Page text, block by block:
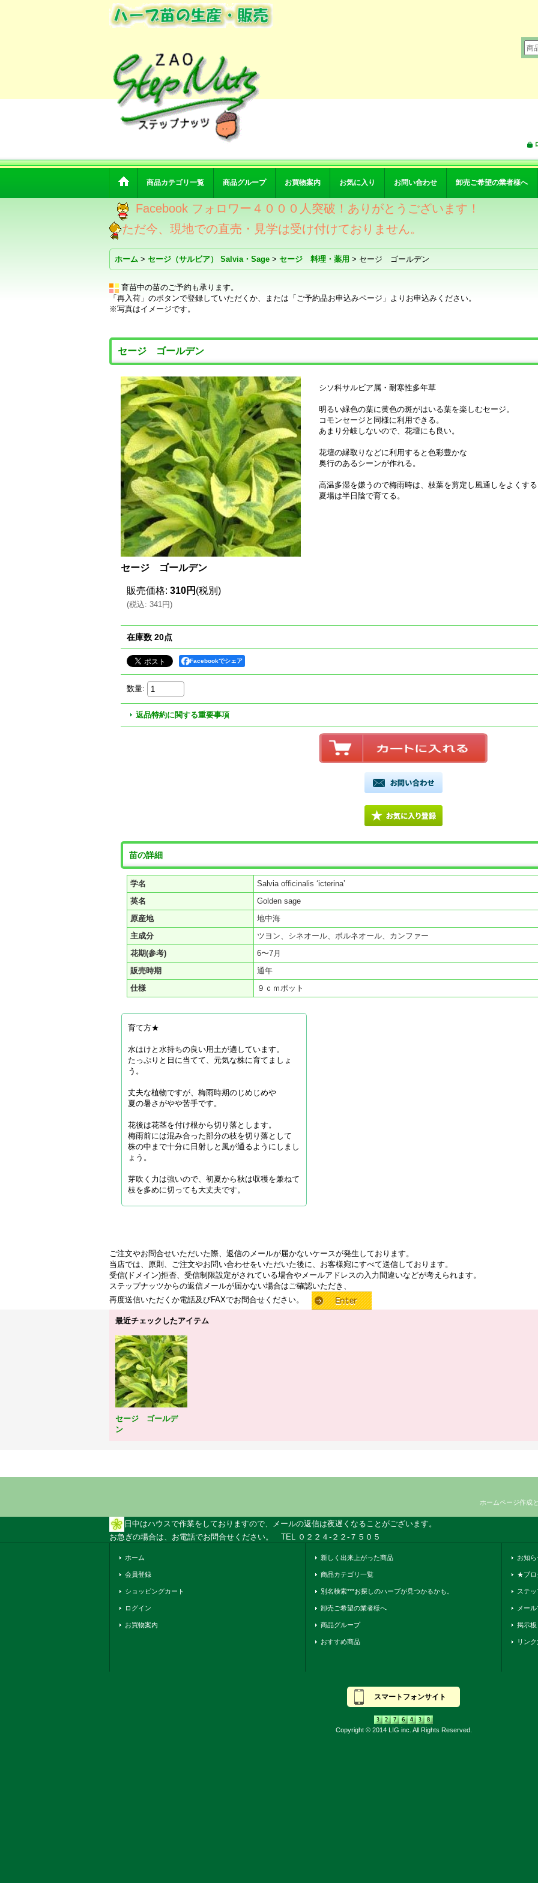
商品カテゴリ一覧 商品グループ お買物案内 お気に入り お問い合わせ 卸売ご希望の業者様へ
Facebook フォロワー４０００人突破！ありがとうございます！
ただ今、現地での直売・見学は受け付けておりません。
ホーム > セージ（サルビア） Salvia・Sage > セージ 料理・薬用 > セージ ゴールデン
育苗中の苗のご予約も承ります。
「再入荷」のボタンで登録していただくか、または「ご予約品お申込みページ」よりお申込みください。
※写真はイメージです。
セージ ゴールデン
シソ科サルビア属・耐寒性多年草
明るい緑色の葉に黄色の斑がはいる葉を楽しむセージ。
コモンセージと同様に利用できる。
あまり分岐しないので、花壇にも良い。
花壇の縁取りなどに利用すると色彩豊かな
奥行のあるシーンが作れる。
高温多湿を嫌うので梅雨時は、枝葉を剪定し風通しをよくす
夏場は半日陰で育てる。
セージ ゴールデン
販売価格: 310円 (税別)
(税込: 341円)
在庫数 20点
Facebookでシェア
数量:
返品特約に関する重要事項
苗の詳細
学名
Salvia officinalis ‘icterina’
英名
Golden sage
原産地
地中海
主成分
ツヨン、シネオール、ボルネオール、カンファー
花期(参考)
6〜7月
販売時期
通年
仕様
９ｃｍポット
育て方★
水はけと水持ちの良い用土が適しています。
たっぷりと日に当てて、元気な株に育てましょ
う。
丈夫な植物ですが、梅雨時期のじめじめや
夏の暑さがやや苦手です。
花後は花茎を付け根から切り落とします。
梅雨前には混み合った部分の枝を切り落として
株の中まで十分に日射しと風が通るようにしまし
ょう。
芽吹く力は強いので、初夏から秋は収穫を兼ねて
枝を多めに切っても大丈夫です。
ご注文やお問合せいただいた際、返信のメールが届かないケースが発生しております。
当店では、原則、ご注文やお問い合わせをいただいた後に、お客様宛にすべて送信しております。
受信(ドメイン)拒否、受信制限設定がされている場合やメールアドレスの入力間違いなどが考えられます。
ステップナッツからの返信メールが届かない場合はご確認いただき、
再度送信いただくか電話及びFAXでお問合せください。
最近チェックしたアイテム
セージ ゴールデ
ン
ホームページ作成
日中はハウスで作業をしておりますので、メールの返信は夜遅くなることがございます。
お急ぎの場合は、お電話でお問合せください。 TEL ０２２４-２２-７５０５
ホーム
会員登録
ショッピングカート
ログイン
お買物案内
新しく出来上がった商品
商品カテゴリ一覧
別名検索***お探しのハーブが見つかるかも。
卸売ご希望の業者様へ
商品グループ
おすすめ商品
お知ら
★ブ
ステ
メー
掲示板
リンク
スマートフォンサイト
Copyright © 2014 LIG inc. All Rights Reserved.